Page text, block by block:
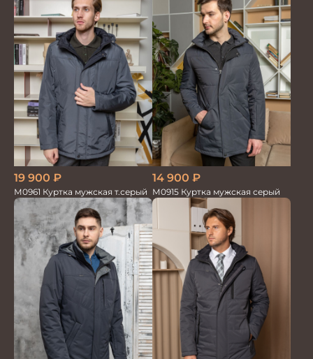
19 900 ₽
М0961 Куртка мужская т.серый
14 900 ₽
М0915 Куртка мужская серый